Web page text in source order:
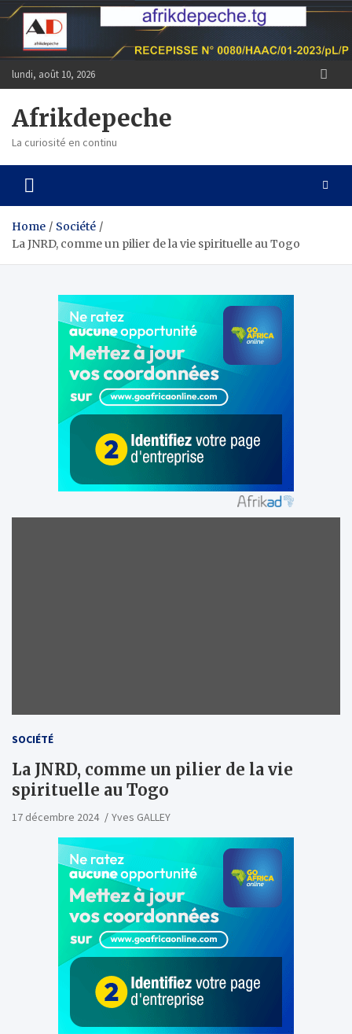
Skip
content
lundi, août 10, 2026
Afrikdepeche
La curiosité en continu
Home
Société
La JNRD, comme un pilier de la vie spirituelle au Togo
SOCIÉTÉ
La JNRD, comme un pilier de la vie
spirituelle au Togo
17 décembre 2024 Yves GALLEY